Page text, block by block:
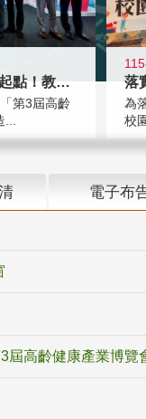
高齡不是終點而是夢想起點！教育部打
第3屆高齡
為
校
電子布
屆高齡健康產業博覽